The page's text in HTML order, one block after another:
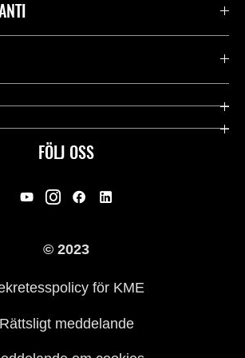
FÖLJ OSS
© 2023
för KME
Rättsligt meddelande